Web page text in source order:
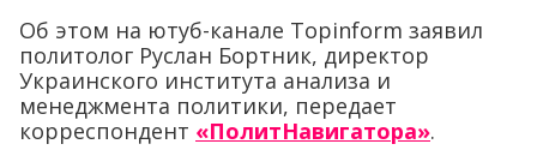
Об этом на ютуб-канале Topinform заявил
политолог Руслан Бортник, директор
Украинского института анализа и
менеджмента политики, передает
корреспондент «ПолитНавигатора».